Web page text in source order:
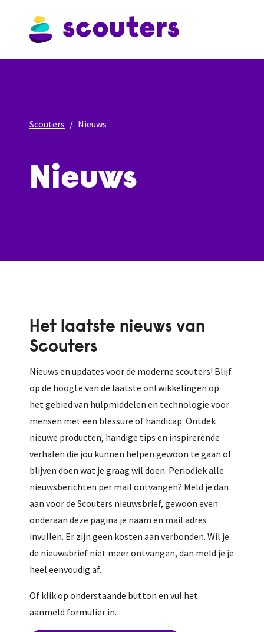
Scouters Nieuws
Nieuws
Het laatste nieuws van
Scouters
Nieuws en updates voor de moderne scouters! Blijf
op de hoogte van de laatste ontwikkelingen op
het gebied van hulpmiddelen en technologie voor
mensen met een blessure of handicap. Ontdek
nieuwe producten, handige tips en inspirerende
verhalen die jou kunnen helpen gewoon te gaan of
blijven doen wat je graag wil doen. Periodiek alle
nieuwsberichten per mail ontvangen? Meld je dan
aan voor de Scouters nieuwsbrief, gewoon even
onderaan deze pagina je naam en mail adres
invullen. Er zijn geen kosten aan verbonden. Wil je
de nieuwsbrief niet meer ontvangen, dan meld je je
heel eenvoudig af.
Of klik op onderstaande button en vul het
aanmeld formulier in.